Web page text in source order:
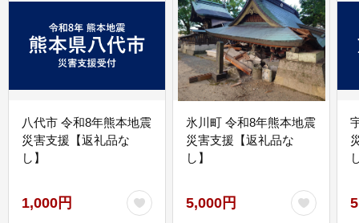
八代市 令和8年熊本地震
災害支援【返礼品な
し】
1,000円
氷川町 令和8年熊本地震
災害支援【返礼品な
し】
5,000円